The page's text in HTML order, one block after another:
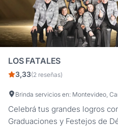
LOS FATALES
3,33(2 reseñas)
Celebrá tus grandes logros
Graduaciones y Festejos de